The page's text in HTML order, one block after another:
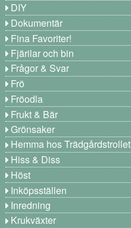
DIY
Dokumentär
Fina Favoriter!
Fjärilar och bin
Frågor & Svar
Frö
Fröodla
Frukt & Bär
Grönsaker
Hemma hos Trädgårdstrollet
Hiss & Diss
Höst
Inköpsställen
Inredning
Krukväxter